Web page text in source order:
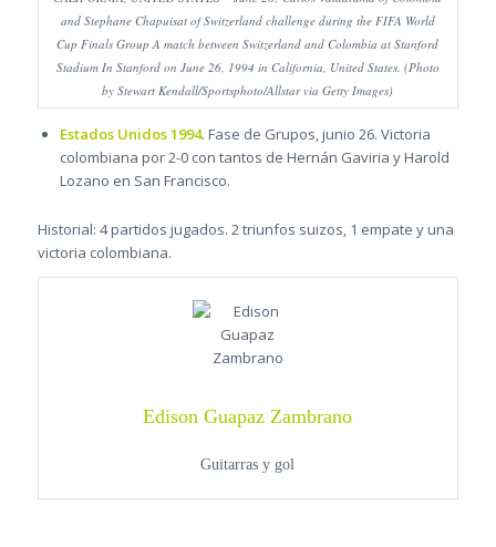
and Stephane Chapuisat of Switzerland challenge during the FIFA World
Cup Finals Group A match between Switzerland and Colombia at Stanford
Stadium In Stanford on June 26, 1994 in California, United States. (Photo
by Stewart Kendall/Sportsphoto/Allstar via Getty Images)
Estados Unidos 1994. Fase de Grupos, junio 26. Victoria
colombiana por 2-0 con tantos de Hernán Gaviria y Harold
Lozano en San Francisco.
Historial: 4 partidos jugados. 2 triunfos suizos, 1 empate y una
victoria colombiana.
Edison Guapaz Zambrano
Guitarras y gol